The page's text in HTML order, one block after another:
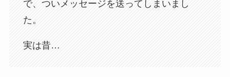
で、ついメッセージを送ってしまいまし
た。
実は昔…